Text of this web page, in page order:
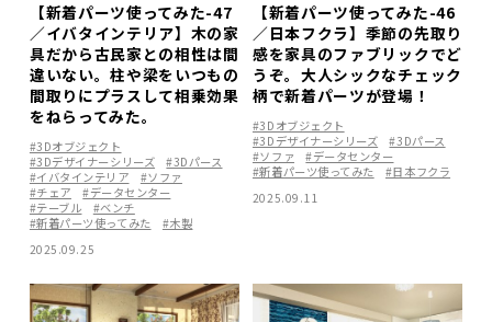
【新着パーツ使ってみた-47
／イバタインテリア】木の家
具だから古民家との相性は間
違いない。柱や梁をいつもの
間取りにプラスして相乗効果
をねらってみた。
#3Dオブジェクト
#3Dデザイナーシリーズ
#3Dパース
#イバタインテリア
#ソファ
#チェア
#データセンター
#テーブル
#ベンチ
#新着パーツ使ってみた
#木製
2025.09.25
【新着パーツ使ってみた-46
／日本フクラ】季節の先取り
感を家具のファブリックでど
うぞ。大人シックなチェック
柄で新着パーツが登場！
#3Dオブジェクト
#3Dデザイナーシリーズ
#3Dパース
#ソファ
#データセンター
#新着パーツ使ってみた
#日本フクラ
2025.09.11